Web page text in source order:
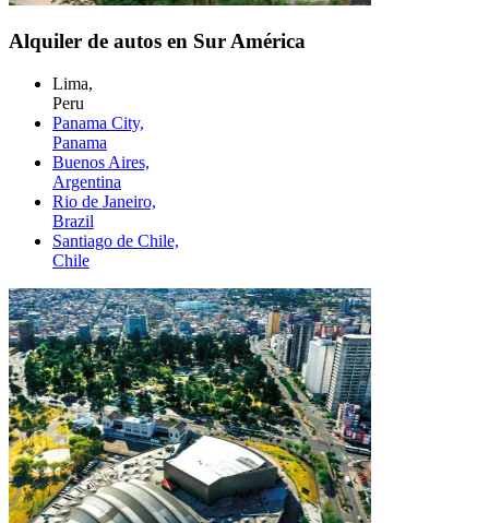
Alquiler de autos en Sur América
Lima,
Peru
Panama City,
Panama
Buenos Aires,
Argentina
Rio de Janeiro,
Brazil
Santiago de Chile,
Chile